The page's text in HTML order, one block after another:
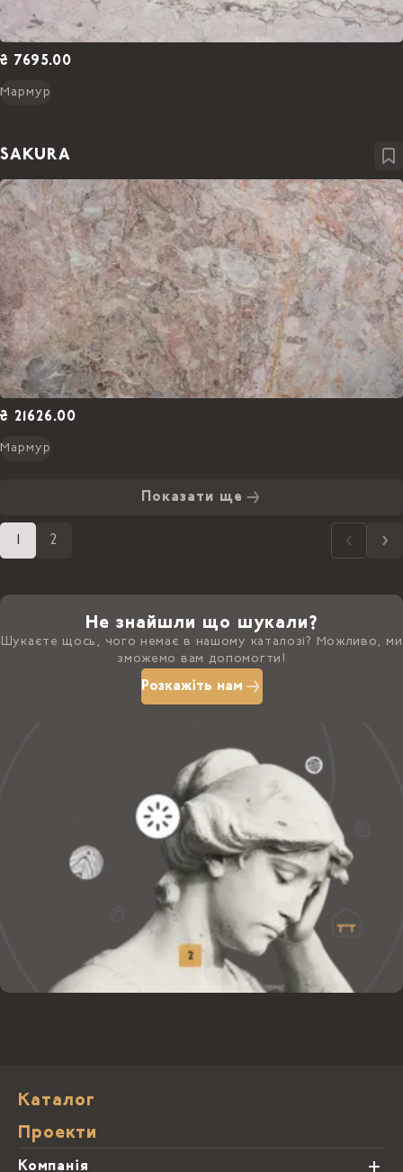
₴ 7695.00
Мармур
SAKURA
₴ 21626.00
Мармур
Показати ще
2
Не знайшли що шукали?
Шукаєте щось, чого немає в нашому каталозі? Можливо, ми
зможемо вам допомогти!
Розкажіть нам
Каталог
Проекти
Компанія